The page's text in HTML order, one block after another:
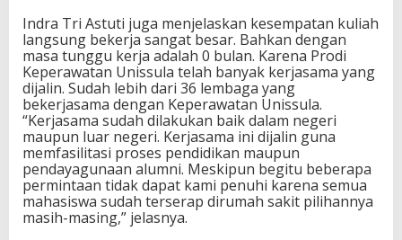
Indra Tri Astuti juga menjelaskan kesempatan kuliah
langsung bekerja sangat besar. Bahkan dengan
masa tunggu kerja adalah 0 bulan. Karena Prodi
Keperawatan Unissula telah banyak kerjasama yang
dijalin. Sudah lebih dari 36 lembaga yang
bekerjasama dengan Keperawatan Unissula.
“Kerjasama sudah dilakukan baik dalam negeri
maupun luar negeri. Kerjasama ini dijalin guna
memfasilitasi proses pendidikan maupun
pendayagunaan alumni. Meskipun begitu beberapa
permintaan tidak dapat kami penuhi karena semua
mahasiswa sudah terserap dirumah sakit pilihannya
masih-masing,” jelasnya.